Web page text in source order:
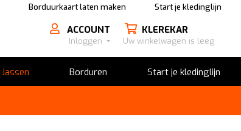
Borduurkaart laten maken Start je kledinglijn
ACCOUNT
Inloggen
KLEREKAR
Uw winkelwagen is leeg
Jassen Borduren Start je kledinglijn